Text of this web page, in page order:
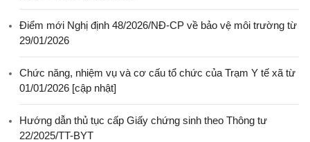
Điểm mới Nghị định 48/2026/NĐ-CP về bảo vệ môi trường từ
29/01/2026
Chức năng, nhiệm vụ và cơ cấu tổ chức của Trạm Y tế xã từ
01/01/2026 [cập nhật]
Hướng dẫn thủ tục cấp Giấy chứng sinh theo Thông tư
22/2025/TT-BYT